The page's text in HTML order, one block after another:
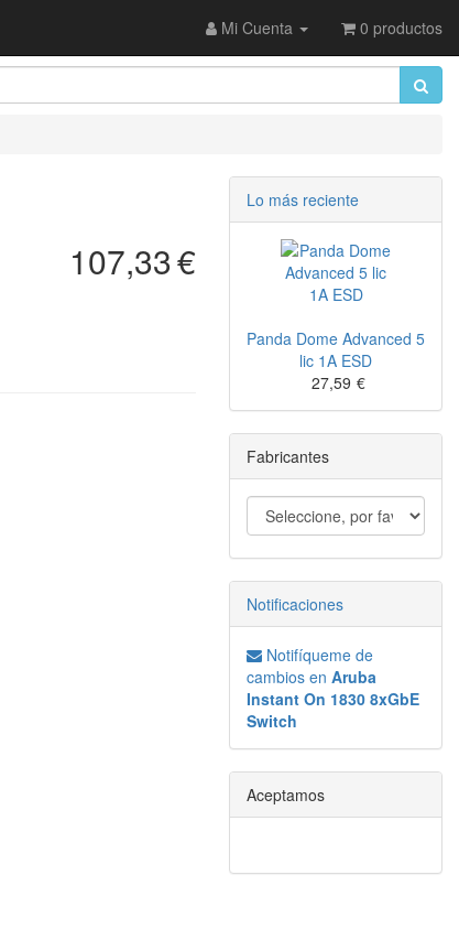
Mi Cuenta 0 productos
107,33€
Lo más reciente
Panda Dome Advanced 5
lic 1A ESD
27,59 €
Fabricantes
Notificaciones
Notifíqueme de
cambios en Aruba
Instant On 1830 8xGbE
Switch
Aceptamos